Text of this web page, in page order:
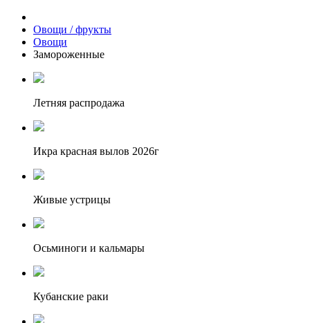
Овощи / фрукты
Овощи
Замороженные
Летняя распродажа
Икра красная вылов 2026г
Живые устрицы
Осьминоги и кальмары
Кубанские раки